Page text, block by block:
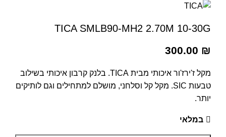
TICA SMLB90-MH2 2.70M 10-30G
300.00 ₪
מקל ז'ירז'ור איכותי מבית TICA. בלנק קרבון איכותי בשילוב
טבעות SIC. מקל קל וסלחני, מושלם למתחילים וגם לותיקים
יותר.
במלאי